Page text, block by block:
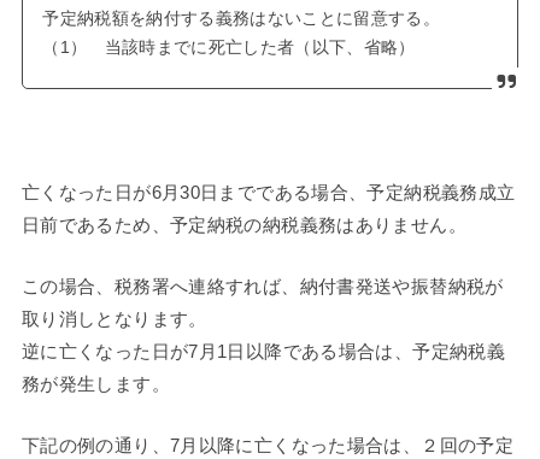
予定納税額を納付する義務はないことに留意する。
（1） 当該時までに死亡した者（以下、省略）
亡くなった日が6月30日までである場合、予定納税義務成立
日前であるため、予定納税の納税義務はありません。
この場合、税務署へ連絡すれば、納付書発送や振替納税が
取り消しとなります。
逆に亡くなった日が7月1日以降である場合は、予定納税義
務が発生します。
下記の例の通り、7月以降に亡くなった場合は、２回の予定